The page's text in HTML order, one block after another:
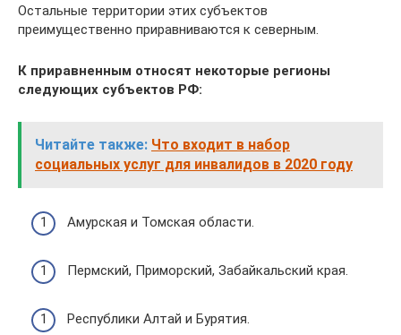
Остальные территории этих субъектов
преимущественно приравниваются к северным.
К приравненным относят некоторые регионы
следующих субъектов РФ:
Читайте также: Что входит в набор
социальных услуг для инвалидов в 2020 году
Амурская и Томская области.
Пермский, Приморский, Забайкальский края.
Республики Алтай и Бурятия.